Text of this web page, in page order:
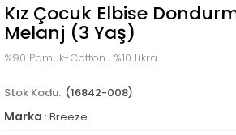
Kız Çocuk Elbise
Melanj (3 Yaş)
%90 Pamuk-Cotton , %10 Likra
(16842-008)
Marka : Breeze